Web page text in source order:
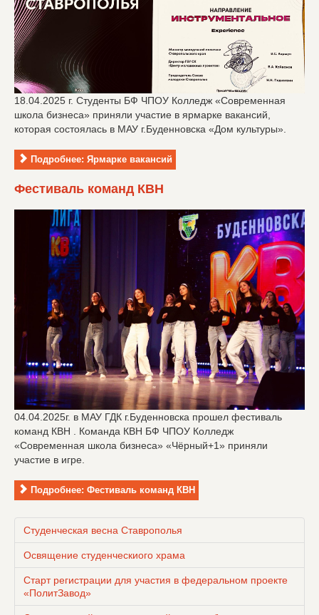
18.04.2025 г. Студенты БФ ЧПОУ Колледж «Современная
школа бизнеса» приняли участие в ярмарке вакансий,
которая состоялась в МАУ г.Буденновска «Дом культуры».
Подробнее: Ярмарке вакансий
Фестиваль команд КВН
04.04.2025г. в МАУ ГДК г.Буденновска прошел фестиваль
команд КВН . Команда КВН БФ ЧПОУ Колледж
«Современная школа бизнеса» «Чёрный+1» приняли
участие в игре.
Подробнее: Фестиваль команд КВН
Студенческая весна Ставрополья
Освящение студенческиого храма
Старт регистрации для участия в федеральном проекте
«ПолитЗавод»